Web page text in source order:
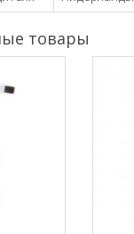
товары